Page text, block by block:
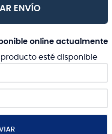
ENVÍO
online actualmente
esté disponible